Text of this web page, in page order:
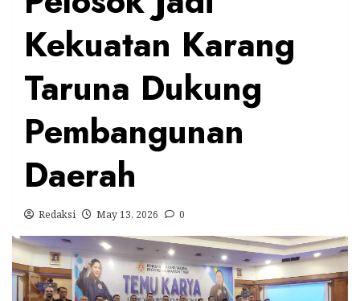
Kekuatan Karang
Taruna Dukung
Pembangunan
Daerah
Redaksi May 13, 2026 0